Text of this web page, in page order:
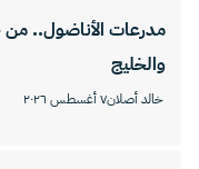
مدرعات الأناضول.. من
والخليج
خالد أصلان٧ أغسطس ٢٠٢٦